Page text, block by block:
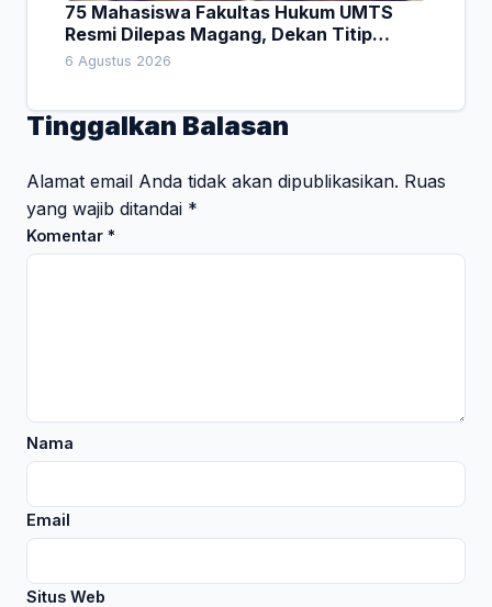
75 Mahasiswa Fakultas Hukum UMTS
Resmi Dilepas Magang, Dekan Titip
Empat Pesan Penting
6 Agustus 2026
Tinggalkan Balasan
Alamat email Anda tidak akan dipublikasikan. Ruas
yang wajib ditandai *
Komentar *
Nama
Email
Situs Web